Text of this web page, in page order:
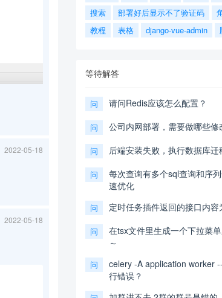
2022-05-18
2022-05-18
搜索
部署好后显示不了验证码
教程
表格 django-vue-admin
等待解答
问 请问Redis应该怎么配置？
问 公司内网部署，需要做哪些修
问 后端安装失败，执行数据库
问
每次查询有多个sql查询和序
速优化
问 定时任务插件返回的接口内容
问
在tsx文件里生成一个下拉菜
～
问
celery -A application worker
行错误？